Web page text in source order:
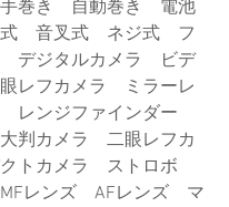
巻き　自動巻き　電池
　音叉式　ネジ式　フ
デジタルカメラ　ビデ
レフカメラ　ミラーレ
レンジファインダー
判カメラ　二眼レフカ
トカメラ　ストロボ
レンズ　AFレンズ　マ